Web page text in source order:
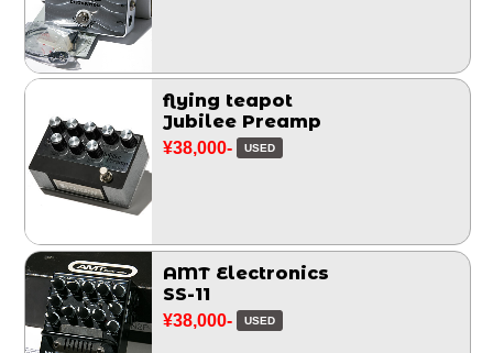
flying teapot
Jubilee Preamp
¥38,000- USED
AMT Electronics
SS-11
¥38,000- USED